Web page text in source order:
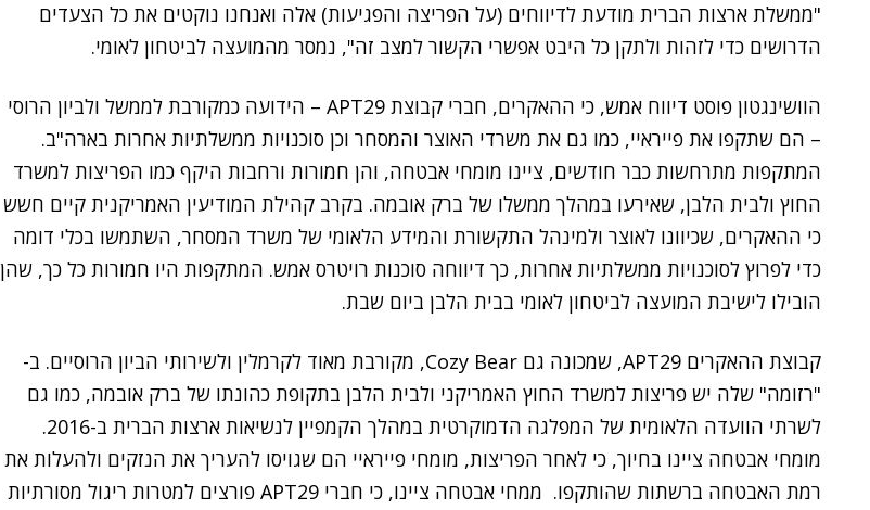
"ממשלת ארצות הברית מודעת לדיווחים (על הפריצה והפגיעות) אלה ואנחנו נוקטים את כל הצעדים
הדרושים כדי לזהות ולתקן כל היבט אפשרי הקשור למצב זה", נמסר מהמועצה לביטחון לאומי.
הוושינגטון פוסט דיווח אמש, כי ההאקרים, חברי קבוצת APT29 – הידועה כמקורבת לממשל ולביון הרוסי
– הם שתקפו את פייראיי, כמו גם את משרדי האוצר והמסחר וכן סוכנויות ממשלתיות אחרות בארה"ב.
המתקפות מתרחשות כבר חודשים, ציינו מומחי אבטחה, והן חמורות ורחבות היקף כמו הפריצות למשרד
החוץ ולבית הלבן, שאירעו במהלך ממשלו של ברק אובמה. בקרב קהילת המודיעין האמריקנית קיים חשש
כי ההאקרים, שכיוונו לאוצר ולמינהל התקשורת והמידע הלאומי של משרד המסחר, השתמשו בכלי דומה
כדי לפרוץ לסוכנויות ממשלתיות אחרות, כך דיווחה סוכנות רויטרס אמש. המתקפות היו חמורות כל כך, שהן
הובילו לישיבת המועצה לביטחון לאומי בבית הלבן ביום שבת.
קבוצת ההאקרים APT29, שמכונה גם Cozy Bear, מקורבת מאוד לקרמלין ולשירותי הביון הרוסיים. ב-
"רזומה" שלה יש פריצות למשרד החוץ האמריקני ולבית הלבן בתקופת כהונתו של ברק אובמה, כמו גם
לשרתי הוועדה הלאומית של המפלגה הדמוקרטית במהלך הקמפיין לנשיאות ארצות הברית ב-2016.
מומחי אבטחה ציינו בחיוך, כי לאחר הפריצות, מומחי פייראיי הם שגויסו להעריך את הנזקים ולהעלות את
רמת האבטחה ברשתות שהותקפו. ממחי אבטחה ציינו, כי חברי APT29 פורצים למטרות ריגול מסורתיות